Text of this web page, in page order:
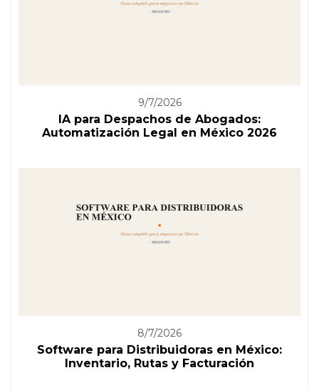
9/7/2026
IA para Despachos de Abogados:
Automatización Legal en México 2026
8/7/2026
Software para Distribuidoras en México:
Inventario, Rutas y Facturación